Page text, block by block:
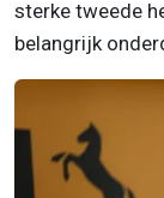
sterke tweede
belangrijk